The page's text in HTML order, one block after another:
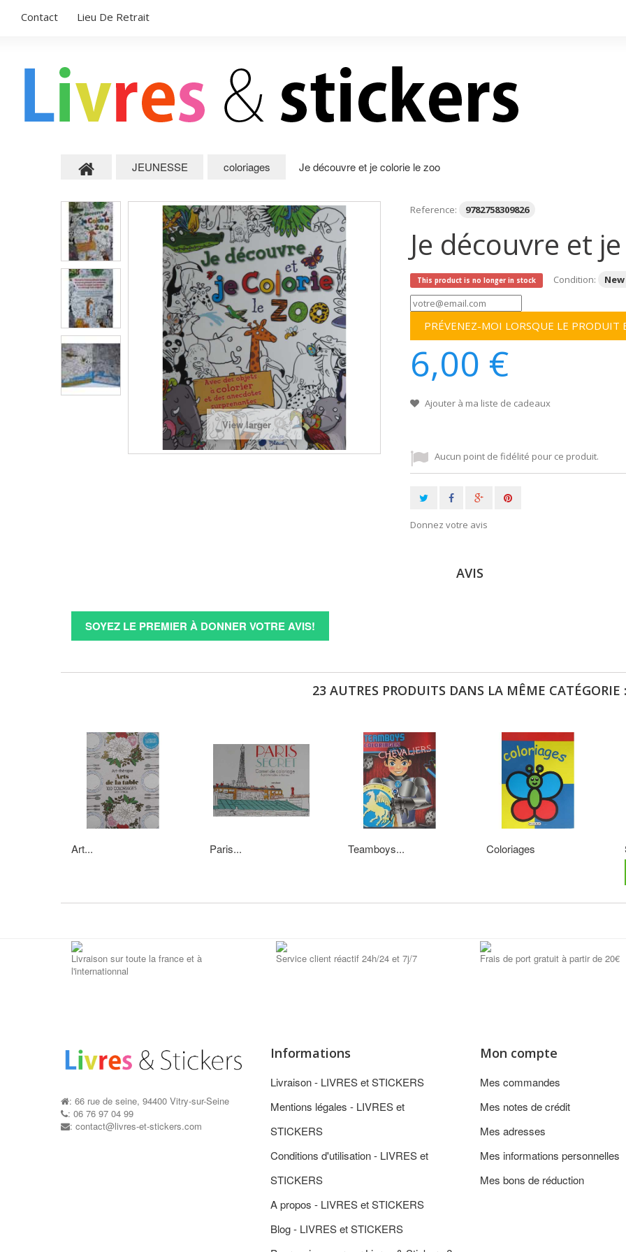
Contact Lieu De Retrait
JEUNESSE coloriages Je découvre et je colorie le zoo
View larger
Reference: 9782758309826
Je découvre et
This product is no longer in stock Condition:
PRÉVENEZ-MOI LORSQUE LE PRODUIT
6,00 €
Ajouter à ma liste de cadeaux
Aucun point de fidélité pour ce produit.
Donnez votre avis
AVIS
SOYEZ LE PREMIER À DONNER VOTRE AVIS!
23 AUTRES PRODUITS DANS LA MÊME CATÉGORIE :
Art... Paris... Teamboys... Coloriages
Livraison sur toute la france et à
l'internationnal
Service client réactif 24h/24 et 7j/7 Frais de port gratuit à partir de 20€
: 66 rue de seine, 94400 Vitry-sur-Seine
: 06 76 97 04 99
: contact@livres-et-stickers.com
Informations
Livraison - LIVRES et STICKERS
Mentions légales - LIVRES et
STICKERS
Conditions d'utilisation - LIVRES et
STICKERS
A propos - LIVRES et STICKERS
Blog - LIVRES et STICKERS
Mon compte
Mes commandes
Mes notes de crédit
Mes adresses
Mes informations personnelles
Mes bons de réduction